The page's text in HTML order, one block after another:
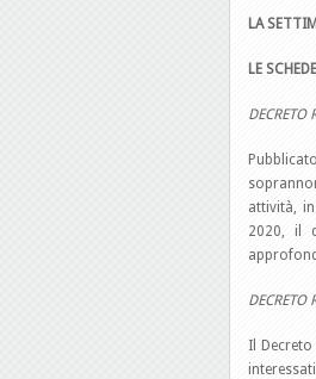
LA
LE
DECRETO
attività,
2020, il
DECRETO
Il